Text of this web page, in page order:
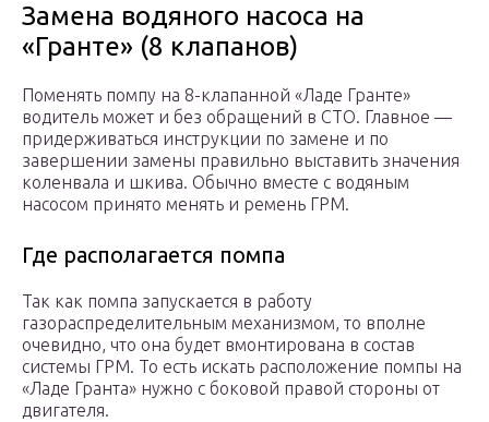
Замена водяного насоса на
«Гранте» (8 клапанов)
Поменять помпу на 8-клапанной «Ладе Гранте»
водитель может и без обращений в СТО. Главное —
придерживаться инструкции по замене и по
завершении замены правильно выставить значения
коленвала и шкива. Обычно вместе с водяным
насосом принято менять и ремень ГРМ.
Где располагается помпа
Так как помпа запускается в работу
газораспределительным механизмом, то вполне
очевидно, что она будет вмонтирована в состав
системы ГРМ. То есть искать расположение помпы на
«Ладе Гранта» нужно с боковой правой стороны от
двигателя.